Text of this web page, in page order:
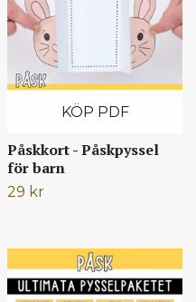
KÖP PDF
Påskkort - Påskpyssel
för barn
29 kr